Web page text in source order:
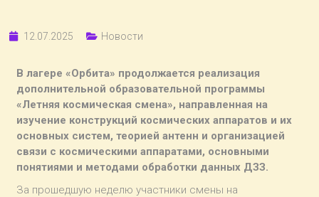
12.07.2025 Новости
В лагере «Орбита» продолжается реализация
дополнительной образовательной программы
«Летняя космическая смена», направленная на
изучение конструкций космических аппаратов и их
основных систем, теорией антенн и организацией
связи с космическими аппаратами, основными
понятиями и методами обработки данных ДЗЗ.
За прошедшую неделю участники смены на